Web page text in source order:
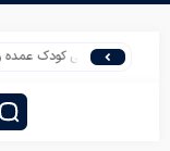
کودک عمده و ارزان